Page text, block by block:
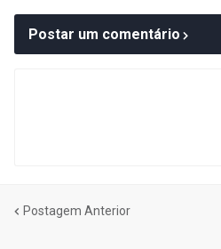
Postar um comentário
Postagem Anterior